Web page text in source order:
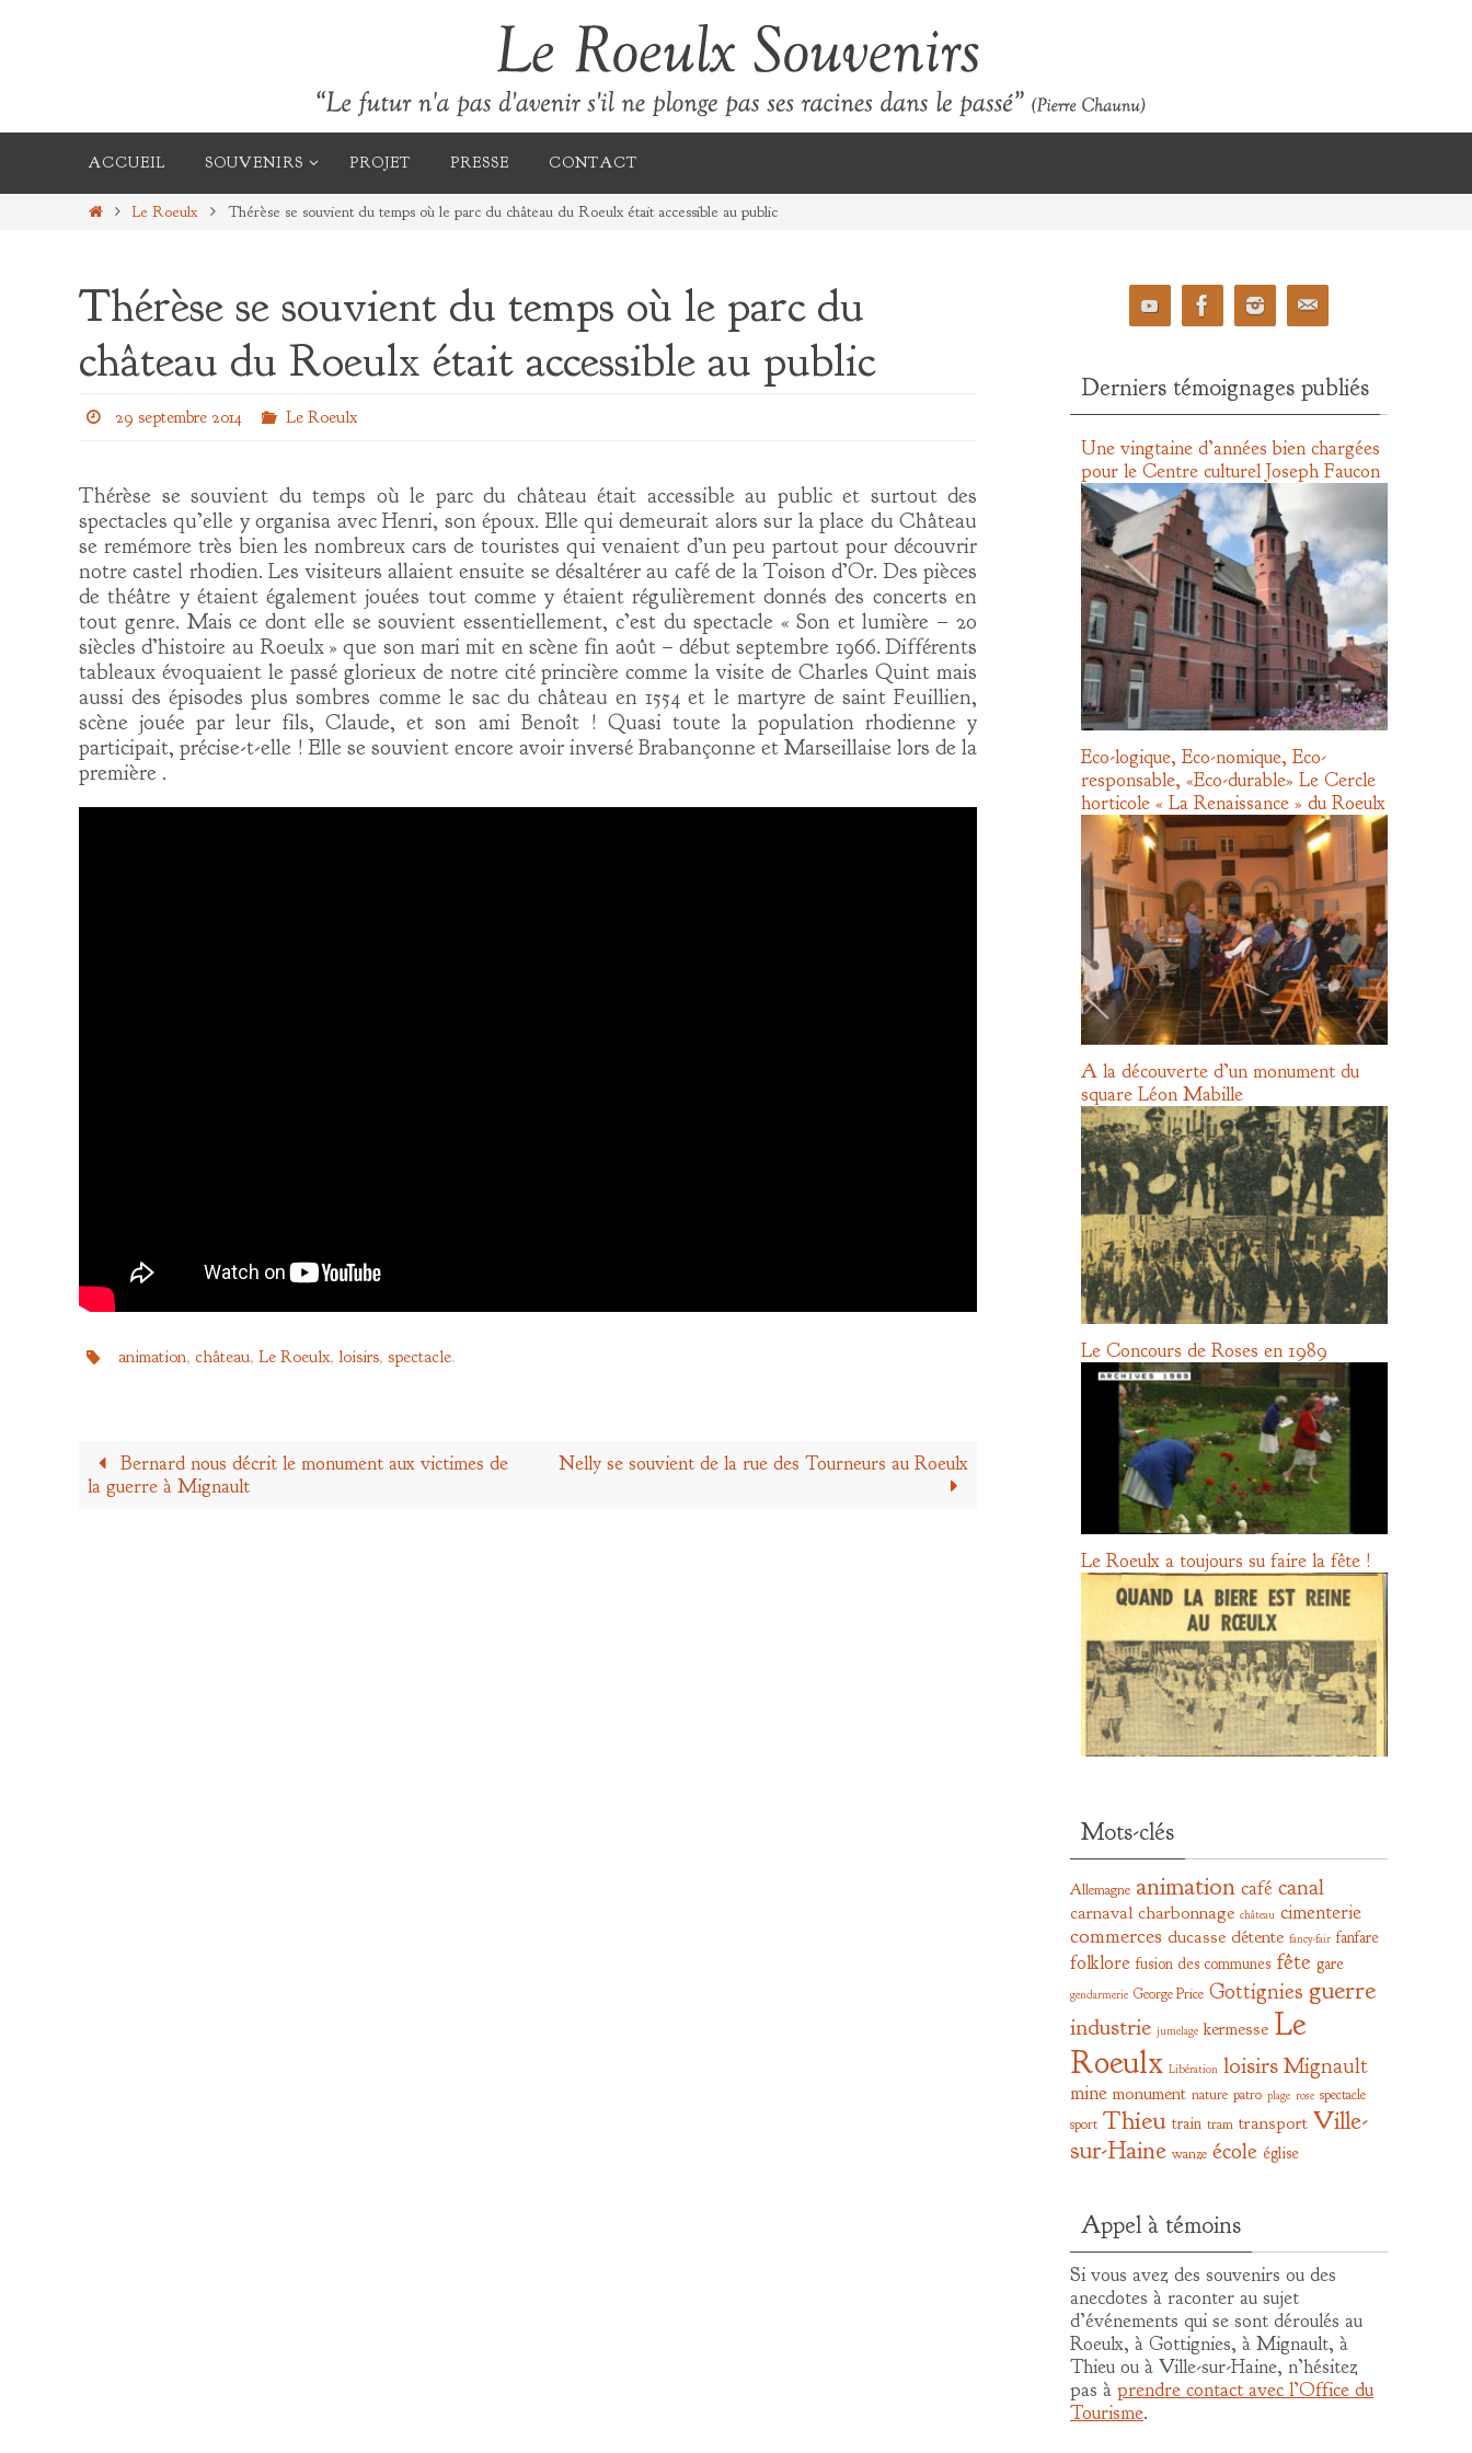
contenu
ACCUEIL SOUVENIRS PROJET PRESSE CONTACT
HomeLe Roeulx Thérèse se souvient du temps où le parc du château du Roeulx était accessible au public
Thérèse se souvient du temps où le parc du
château du Roeulx était accessible au public
29 septembre 2014 Le Roeulx
Thérèse se souvient du temps où le parc du château était accessible au public et surtout des
spectacles qu’elle y organisa avec Henri, son époux. Elle qui demeurait alors sur la place du Château
se remémore très bien les nombreux cars de touristes qui venaient d’un peu partout pour découvrir
notre castel rhodien. Les visiteurs allaient ensuite se désaltérer au café de la Toison d’Or. Des pièces
de théâtre y étaient également jouées tout comme y étaient régulièrement donnés des concerts en
tout genre. Mais ce dont elle se souvient essentiellement, c’est du spectacle « Son et lumière – 20
siècles d’histoire au Roeulx » que son mari mit en scène fin août – début septembre 1966. Différents
tableaux évoquaient le passé glorieux de notre cité princière comme la visite de Charles Quint mais
aussi des épisodes plus sombres comme le sac du château en 1554 et le martyre de saint Feuillien,
scène jouée par leur fils, Claude, et son ami Benoît ! Quasi toute la population rhodienne y
participait, précise-t-elle ! Elle se souvient encore avoir inversé Brabançonne et Marseillaise lors de la
première .
animation, château, Le Roeulx, loisirs, spectacle.
Bernard nous décrit le monument aux victimes de
la guerre à Mignault
Nelly se souvient de la rue des Tourneurs au Roeulx
Derniers témoignages publiés
Une vingtaine d’années bien chargées
pour le Centre culturel Joseph Faucon
Eco-logique, Eco-nomique, Eco-
responsable, «Eco-durable» Le Cercle
horticole « La Renaissance » du Roeulx
A la découverte d’un monument du
square Léon Mabille
Le Concours de Roses en 1989
Le Roeulx a toujours su faire la fête !
Mots-clés
Allemagne animation café canal
carnaval charbonnage château cimenterie
commerces ducasse détente fancy-fair fanfare
folklore fusion des communes fête gare
gendarmerie George Price Gottignies guerre
industrie jumelage kermesse Le
Roeulx Libération loisirs Mignault
mine monument nature patro plage rose spectacle
sport Thieu train tram transport Ville-
sur-Haine wanze école église
Appel à témoins
Si vous avez des souvenirs ou des
anecdotes à raconter au sujet
d’événements qui se sont déroulés au
Roeulx, à Gottignies, à Mignault, à
Thieu ou à Ville-sur-Haine, n’hésitez
pas à prendre contact avec l’Office du
Tourisme.